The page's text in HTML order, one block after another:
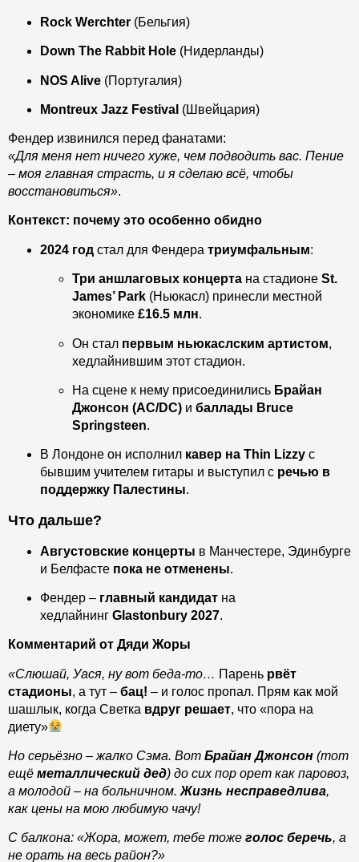
Rock Werchter (Бельгия)
Down The Rabbit Hole (Нидерланды)
NOS Alive (Португалия)
Montreux Jazz Festival (Швейцария)
Фендер извинился перед фанатами:
«Для меня нет ничего хуже, чем подводить вас. Пение
– моя главная страсть, и я сделаю всё, чтобы
восстановиться».
Контекст: почему это особенно обидно
2024 год стал для Фендера триумфальным:
Три аншлаговых концерта на стадионе St.
James’ Park (Ньюкасл) принесли местной
экономике £16.5 млн.
Он стал первым ньюкаслским артистом,
хедлайнившим этот стадион.
На сцене к нему присоединились Брайан
Джонсон (AC/DC) и баллады Bruce
Springsteen.
В Лондоне он исполнил кавер на Thin Lizzy с
бывшим учителем гитары и выступил с речью в
поддержку Палестины.
Что дальше?
Августовские концерты в Манчестере, Эдинбурге
и Белфасте пока не отменены.
Фендер – главный кандидат на
хедлайнинг Glastonbury 2027.
Комментарий от Дяди Жоры
«Слюшай, Уася, ну вот беда-то… Парень рвёт
стадионы, а тут – бац! – и голос пропал. Прям как мой
шашлык, когда Светка вдруг решает, что «пора на
диету»
Но серьёзно – жалко Сэма. Вот Брайан Джонсон (тот
ещё металлический дед) до сих пор орет как паровоз,
а молодой – на больничном. Жизнь несправедлива,
как цены на мою любимую чачу!
С балкона: «Жора, может, тебе тоже голос беречь, а
не орать на весь район?»